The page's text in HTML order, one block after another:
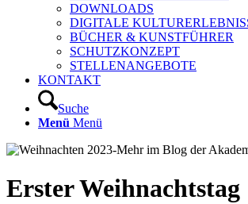
DOWNLOADS
DIGITALE
BÜCHER & KUNSTFÜHRER
SCHUTZKONZEPT
STELLENANGEBOTE
KONTAKT
Suche
Menü Menü
Erster Weihnachtstag